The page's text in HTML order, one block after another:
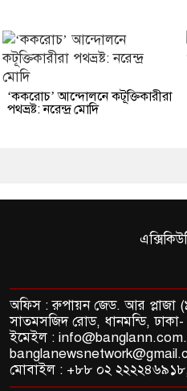
‘ককরোচ’ আন্দোলনে কটূক্তিকারীরা
পথভ্রষ্ট: নরেন্দ্র মোদি
অফিস : রুপায়ন জেড. আর প্লাজা
সাতমসজিদ রোড, ধানমন্ডি,
ইমেইল :
মোবাইল : +৮৮ ০২